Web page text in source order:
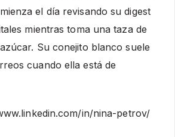
el día revisando su digest
mientras toma una taza de
Su conejito blanco suele
cuando ella está de
in/nina-petrov/